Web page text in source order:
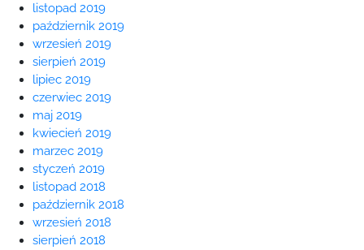
listopad 2019
październik 2019
wrzesień 2019
sierpień 2019
lipiec 2019
czerwiec 2019
maj 2019
kwiecień 2019
marzec 2019
styczeń 2019
listopad 2018
październik 2018
wrzesień 2018
sierpień 2018